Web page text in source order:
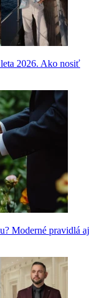
2026. Ako nosiť
Moderné pravidlá aj